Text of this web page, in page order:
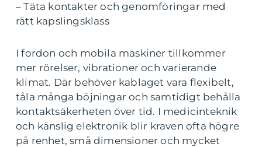
– Täta kontakter och genomföringar med
rätt kapslingsklass
I fordon och mobila maskiner tillkommer
mer rörelser, vibrationer och varierande
klimat. Där behöver kablaget vara flexibelt,
tåla många böjningar och samtidigt behålla
kontaktsäkerheten över tid. I medicinteknik
och känslig elektronik blir kraven ofta högre
på renhet, små dimensioner och mycket